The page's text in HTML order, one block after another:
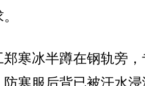
冰半蹲在钢轨旁，
寒服后背已被汗水